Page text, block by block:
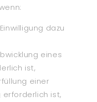
dazu
eines
ist,
einer
ist,